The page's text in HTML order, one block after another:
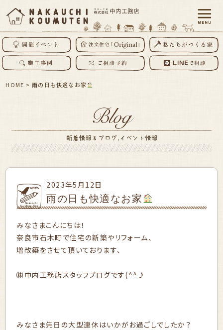
HOME >雨の日も快適なお家
2023年5月12日
雨の日も快適なお家
みなさまこんにちは！
奈良市石木町で住宅の新築やリフォーム、
増改築をさせて頂いております、
㈱中内工務店スタッフブログです(^^♪
みなさま先日の大型連休はいかがお過ごしでしたか？